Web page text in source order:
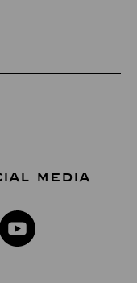
MEDIA